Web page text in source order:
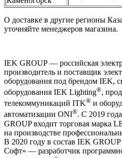
О доставке в другие регионы
уточняйте менеджеров магазина.
IEK GROUP — российская
производитель и поставщик
оборудования под брендом IEK,
оборудования IEK Lighting®,
телекоммуникаций ITK® и
автоматизации ONI®. С 2019
GROUP входит торговая марка
на производстве
В 2020 году в состав IEK
Софт» — разработчик